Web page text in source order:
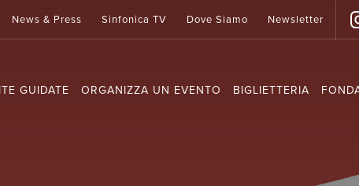
GUIDATE ORGANIZZA UN EVENTO BIGLIETTERIA
News & Press Sinfonica TV Dove Siamo Newsletter